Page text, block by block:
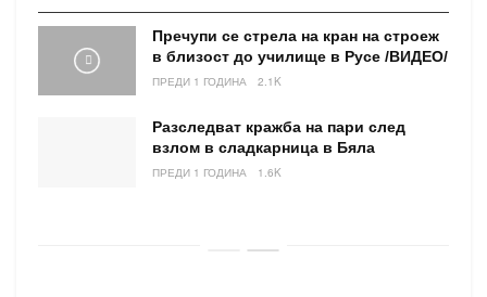
Пречупи се стрела на кран на строеж
в близост до училище в Русе /ВИДЕО/
ПРЕДИ 1 ГОДИНА 2.1K
Разследват кражба на пари след
взлом в сладкарница в Бяла
ПРЕДИ 1 ГОДИНА 1.6K